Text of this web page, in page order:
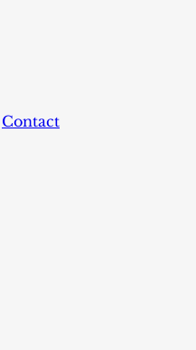
Contact